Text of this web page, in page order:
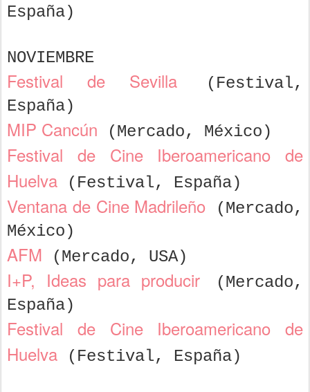
España)
NOVIEMBRE
Festival de Sevilla (Festival,
España)
MIP Cancún (Mercado, México)
Festival de Cine Iberoamericano de
Huelva (Festival, España)
Ventana de Cine Madrileño (Mercado,
México)
AFM (Mercado, USA)
I+P, Ideas para producir (Mercado,
España)
Festival de Cine Iberoamericano de
Huelva (Festival, España)